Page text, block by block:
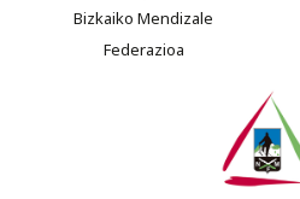
Bizkaiko Mendizale
Federazioa